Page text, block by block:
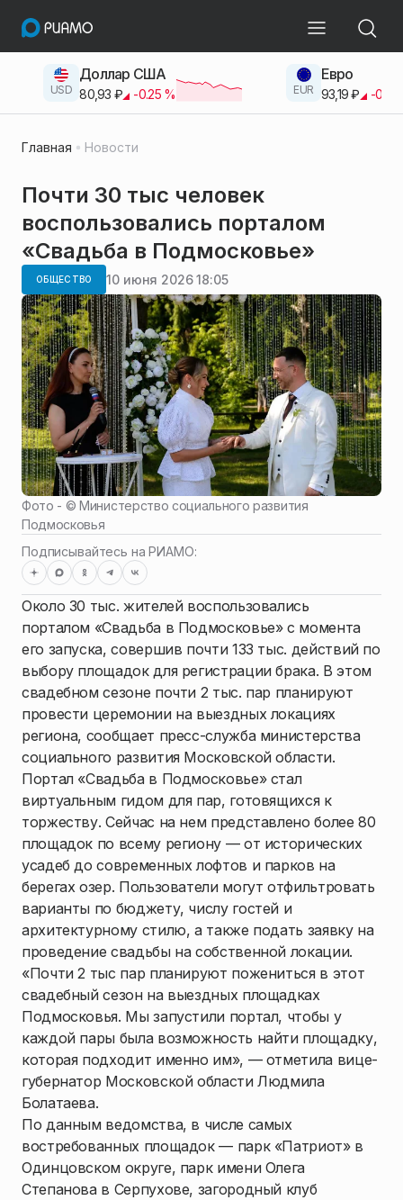
USD
Доллар США
80,93 ₽ -0.25% EUR
Евро
93,19 ₽ -0.42
Главная Новости
Почти 30 тыс человек
воспользовались порталом
«Свадьба в Подмосковье»
ОБЩЕСТВО 10 июня 2026 18:05
Фото - ©Министерство социального развития
Подмосковья
Подписывайтесь на РИАМО:
Около 30 тыс. жителей воспользовались
порталом «Свадьба в Подмосковье» с момента
его запуска, совершив почти 133 тыс. действий по
выбору площадок для регистрации брака. В этом
свадебном сезоне почти 2 тыс. пар планируют
провести церемонии на выездных локациях
региона, сообщает пресс-служба министерства
социального развития Московской области.
Портал «Свадьба в Подмосковье» стал
виртуальным гидом для пар, готовящихся к
торжеству. Сейчас на нем представлено более 80
площадок по всему региону — от исторических
усадеб до современных лофтов и парков на
берегах озер. Пользователи могут отфильтровать
варианты по бюджету, числу гостей и
архитектурному стилю, а также подать заявку на
проведение свадьбы на собственной локации.
«Почти 2 тыс пар планируют пожениться в этот
свадебный сезон на выездных площадках
Подмосковья. Мы запустили портал, чтобы у
каждой пары была возможность найти площадку,
которая подходит именно им», — отметила вице-
губернатор Московской области Людмила
Болатаева.
По данным ведомства, в числе самых
востребованных площадок — парк «Патриот» в
Одинцовском округе, парк имени Олега
Степанова в Серпухове, загородный клуб